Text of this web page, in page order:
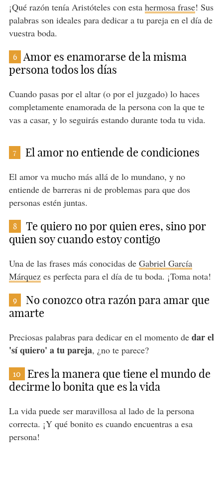
¡Qué razón tenía Aristóteles con esta hermosa frase! Sus
palabras son ideales para dedicar a tu pareja en el día de
vuestra boda.
6
Amor es enamorarse de la misma
persona todos los días
Cuando pasas por el altar (o por el juzgado) lo haces
completamente enamorada de la persona con la que te
vas a casar, y lo seguirás estando durante toda tu vida.
7 El amor no entiende de condiciones
El amor va mucho más allá de lo mundano, y no
entiende de barreras ni de problemas para que dos
personas estén juntas.
8
Te quiero no por quien eres, sino por
quien soy cuando estoy contigo
Una de las frases más conocidas de Gabriel García
Márquezes perfecta para el día de tu boda. ¡Toma nota!
9
No conozco otra razón para amar que
amarte
Preciosas palabras para dedicar en el momento de dar el
'sí quiero' a tu pareja, ¿no te parece?
10
Eres la manera que tiene el mundo de
decirme lo bonita que es la vida
La vida puede ser maravillosa al lado de la persona
correcta. ¡Y qué bonito es cuando encuentras a esa
persona!